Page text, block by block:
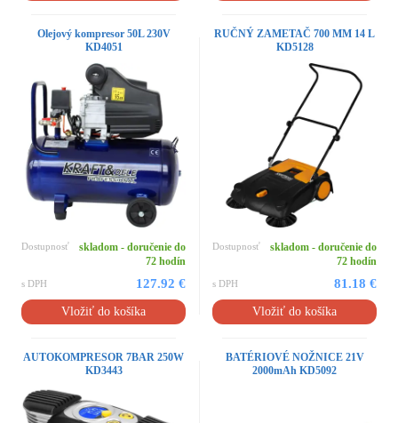
Olejový kompresor 50L 230V
KD4051
Dostupnosť
skladom - doručenie do
72 hodín
s DPH 127.92 €
Vložiť do košíka
RUČNÝ ZAMETAČ 700 MM 14 L
KD5128
Dostupnosť
skladom - doručenie do
72 hodín
s DPH 81.18 €
Vložiť do košíka
AUTOKOMPRESOR 7BAR 250W
KD3443
BATÉRIOVÉ NOŽNICE 21V
2000mAh KD5092